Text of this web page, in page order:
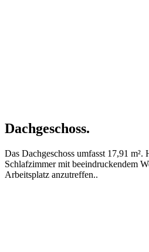
Dachgeschoss.
Das Dachgeschoss umfasst 17,91 m².
Schlafzimmer mit beeindruckendem
Arbeitsplatz anzutreffen..